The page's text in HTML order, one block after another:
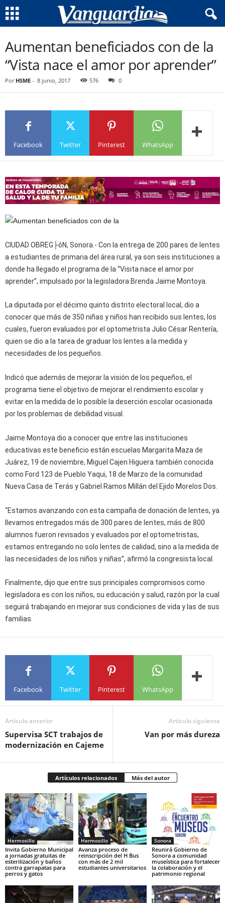
Aumentan beneficiados con de la
“Vista nace el amor por aprender”
Por HSME - 8 junio, 2017 576 0
Facebook Twitter Pinterest WhatsApp
CIUDAD OBREG├ôN, Sonora.- Con la entrega de 200 pares de lentes
a estudiantes de primaria del área rural, ya son seis instituciones a
donde ha llegado el programa de la “Visita nace el amor por
aprender”, impulsado por la legisladora Brenda Jaime Montoya.
La diputada por el décimo quinto distrito electoral local, dio a
conocer que más de 350 niñas y niños han recibido sus lentes, los
cuales, fueron evaluados por el optometrista Julio César Rentería,
quien se dio a la tarea de graduar los lentes a la medida y
necesidades de los pequeños.
Indicó que además de mejorar la visión de los pequeños, el
programa tiene el objetivo de mejorar el rendimiento escolar y
evitar en la medida de lo posible la deserción escolar ocasionada
por los problemas de debilidad visual.
Jaime Montoya dio a conocer que entre las instituciones
educativas este beneficio están escuelas Margarita Maza de
Juárez, 19 de noviembre, Miguel Cajen Higuera también conocida
como Ford 123 de Pueblo Yaqui, 18 de Marzo de la comunidad
Nueva Casa de Terás y Gabriel Ramos Millán del Ejido Morelos Dos.
“Estamos avanzando con esta campaña de donación de lentes, ya
llevamos entregados más de 300 pares de lentes, más de 800
alumnos fueron revisados y evaluados por el optometristas,
estamos entregando no solo lentes de calidad, sino a la medida de
las necesidades de los niños y niñas”, afirmó la congresista local.
Finalmente, dijo que entre sus principales compromisos como
legisladora es con los niños, su educación y salud, razón por la cual
seguirá trabajando en mejorar sus condiciones de vida y las de sus
familias.
Facebook Twitter Pinterest WhatsApp
Artículo anterior
Supervisa SCT trabajos de
modernización en Cajeme
Artículo siguiente
Van por más dureza
Artículos relacionados Más del autor
Hermosillo
Invita Gobierno Municipal
a jornadas gratuitas de
esterilización y baños
contra garrapatas para
perros y gatos
Hermosillo
Avanza proceso de
reinscripción del H Bus
con más de 2 mil
estudiantes universitarios
Sonora
Reunirá Gobierno de
Sonora a comunidad
museística para fortalecer
la colaboración y el
patrimonio regional